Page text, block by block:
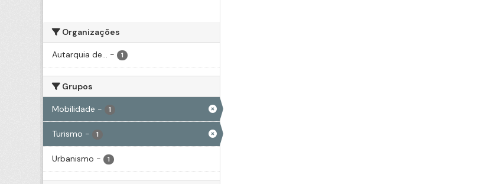
Organizações
Autarquia de... - 1
Grupos
Mobilidade - 1
Turismo - 1
Urbanismo - 1